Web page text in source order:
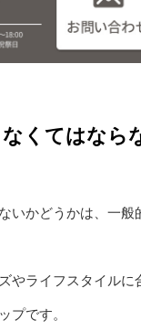
くてはなら
いかどうかは、一般
やライフスタイルに
プです。